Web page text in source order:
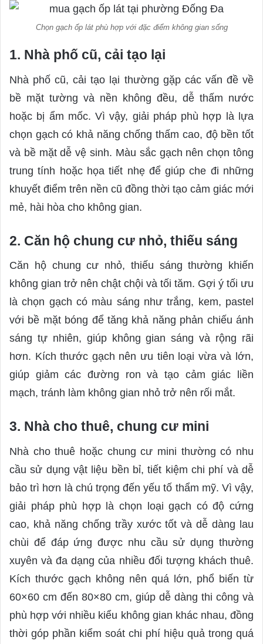
Chọn gạch ốp lát phù hợp với đặc điểm không gian sống
1. Nhà phố cũ, cải tạo lại
Nhà phố cũ, cải tạo lại thường gặp các vấn đề về
bề mặt tường và nền không đều, dễ thấm nước
hoặc bị ẩm mốc. Vì vậy, giải pháp phù hợp là lựa
chọn gạch có khả năng chống thấm cao, độ bền tốt
và bề mặt dễ vệ sinh. Màu sắc gạch nên chọn tông
trung tính hoặc họa tiết nhẹ để giúp che đi những
khuyết điểm trên nền cũ đồng thời tạo cảm giác mới
mẻ, hài hòa cho không gian.
2. Căn hộ chung cư nhỏ, thiếu sáng
Căn hộ chung cư nhỏ, thiếu sáng thường khiến
không gian trở nên chật chội và tối tăm. Gợi ý tối ưu
là chọn gạch có màu sáng như trắng, kem, pastel
với bề mặt bóng để tăng khả năng phản chiếu ánh
sáng tự nhiên, giúp không gian sáng và rộng rãi
hơn. Kích thước gạch nên ưu tiên loại vừa và lớn,
giúp giảm các đường ron và tạo cảm giác liền
mạch, tránh làm không gian nhỏ trở nên rối mắt.
3. Nhà cho thuê, chung cư mini
Nhà cho thuê hoặc chung cư mini thường có nhu
cầu sử dụng vật liệu bền bỉ, tiết kiệm chi phí và dễ
bảo trì hơn là chú trọng đến yếu tố thẩm mỹ. Vì vậy,
giải pháp phù hợp là chọn loại gạch có độ cứng
cao, khả năng chống trầy xước tốt và dễ dàng lau
chùi để đáp ứng được nhu cầu sử dụng thường
xuyên và đa dạng của nhiều đối tượng khách thuê.
Kích thước gạch không nên quá lớn, phổ biến từ
60×60 cm đến 80×80 cm, giúp dễ dàng thi công và
phù hợp với nhiều kiểu không gian khác nhau, đồng
thời góp phần kiểm soát chi phí hiệu quả trong quá